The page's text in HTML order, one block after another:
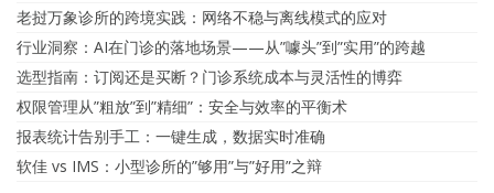
老挝万象诊所的跨境实践：网络不稳与离线模式的应对
行业洞察：AI在门诊的落地场景——从”噱头”到”实用”的跨越
选型指南：订阅还是买断？门诊系统成本与灵活性的博弈
权限管理从”粗放”到”精细”：安全与效率的平衡术
报表统计告别手工：一键生成，数据实时准确
软佳 vs IMS：小型诊所的”够用”与”好用”之辩